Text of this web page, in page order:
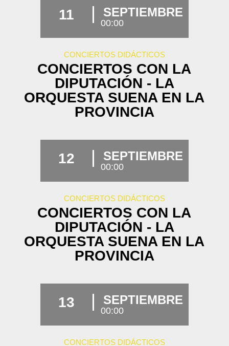
11 SEPTIEMBRE
00:00
CONCIERTOS DIDÁCTICOS
CONCIERTOS CON LA
DIPUTACIÓN - LA
ORQUESTA SUENA EN LA
PROVINCIA
12 SEPTIEMBRE
00:00
CONCIERTOS DIDÁCTICOS
CONCIERTOS CON LA
DIPUTACIÓN - LA
ORQUESTA SUENA EN LA
PROVINCIA
13 SEPTIEMBRE
00:00
CONCIERTOS DIDÁCTICOS